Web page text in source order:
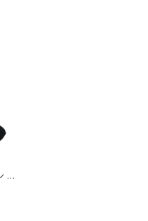
バ